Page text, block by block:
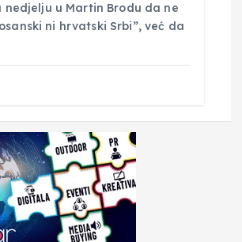
nedjelju u Martin Brodu da ne
ni hrvatski Srbi”, već da